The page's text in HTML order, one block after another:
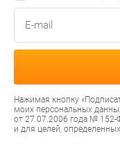
Нажимая кнопку
моих персональных
от 27.07.2006 года № 152-
и для целей,